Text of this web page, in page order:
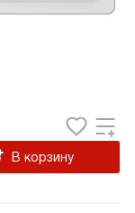
В корзину